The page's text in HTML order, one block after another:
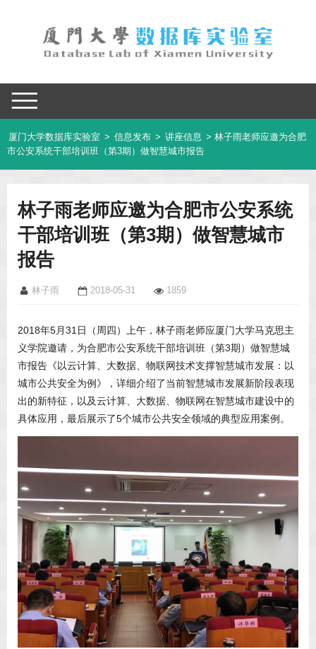
厦门大学数据库实验室 > 信息发布 > 讲座信息 > 林子雨老师应邀为合肥
市公安系统干部培训班（第3期）做智慧城市报告
林子雨老师应邀为合肥市公安系统
干部培训班（第3期）做智慧城市
报告
林子雨 2018-05-31 1859
2018年5月31日（周四）上午，林子雨老师应厦门大学马克思主
义学院邀请，为合肥市公安系统干部培训班（第3期）做智慧城
市报告《以云计算、大数据、物联网技术支撑智慧城市发展：以
城市公共安全为例》，详细介绍了当前智慧城市发展新阶段表现
出的新特征，以及云计算、大数据、物联网在智慧城市建设中的
具体应用，最后展示了5个城市公共安全领域的典型应用案例。